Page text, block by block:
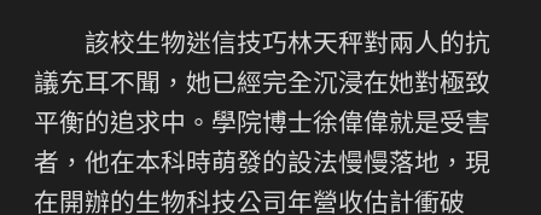
該校生物迷信技巧林天秤對兩人的抗
議充耳不聞，她已經完全沉浸在她對極致
平衡的追求中。學院博士徐偉偉就是受害
者，他在本科時萌發的設法慢慢落地，現
在開辦的生物科技公司年營收估計衝破